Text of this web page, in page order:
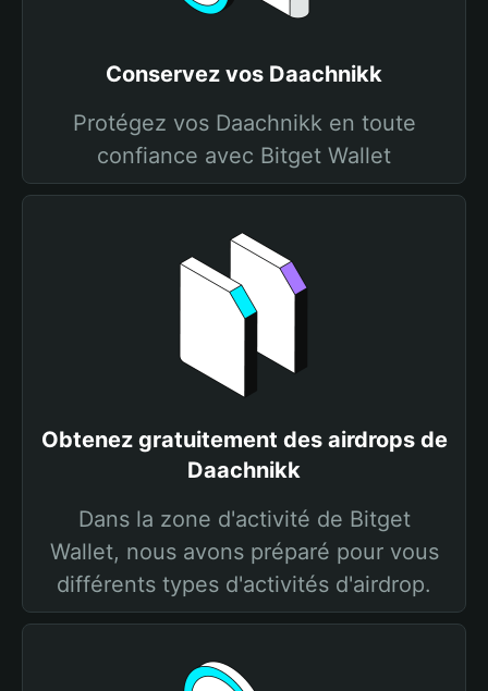
Conservez vos Daachnikk
Protégez vos Daachnikk en toute
confiance avec Bitget Wallet
Obtenez gratuitement des airdrops de
Daachnikk
Dans la zone d'activité de Bitget
Wallet, nous avons préparé pour vous
différents types d'activités d'airdrop.